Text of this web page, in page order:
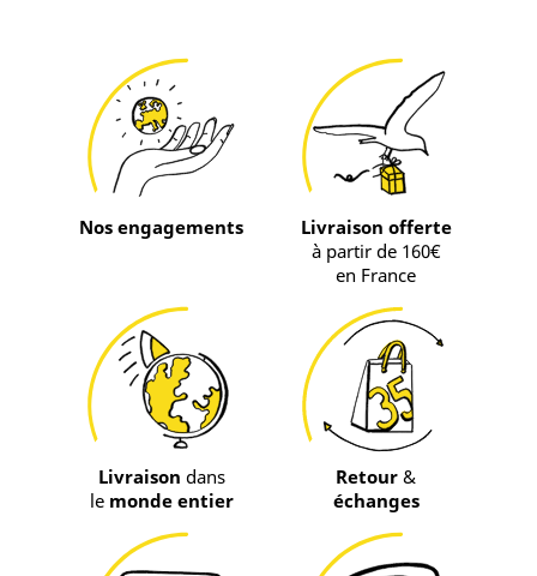
Nos engagements
Livraison offerte
à partir de 160€
en France
Livraison dans
lemonde entier
Retour &
échanges